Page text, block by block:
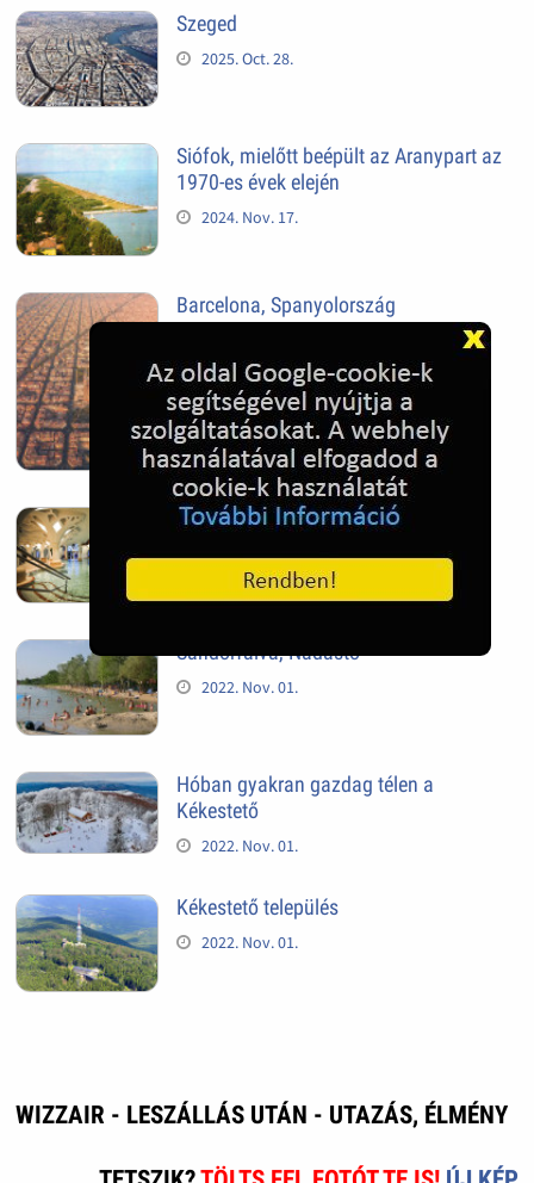
Szeged
2025. Oct. 28.
Siófok, mielőtt beépült az Aranypart az
1970-es évek elején
2024. Nov. 17.
Barcelona, Spanyolország
Hagymatikum | Makó fürdő
2022. Nov. 01.
Sándorfalva, Nádastó
2022. Nov. 01.
Hóban gyakran gazdag télen a
Kékestető
2022. Nov. 01.
Kékestető település
2022. Nov. 01.
WIZZAIR - LESZÁLLÁS UTÁN - UTAZÁS, ÉLMÉNY